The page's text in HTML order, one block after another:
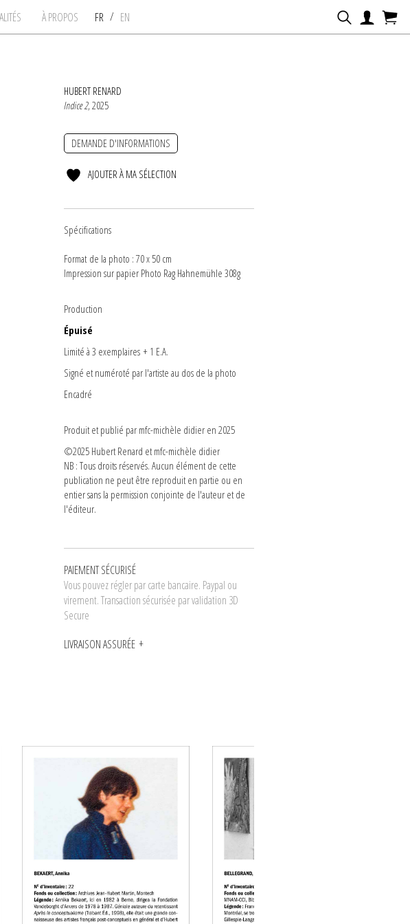
À PROPOS FR / EN
HUBERT RENARD
Indice 2, 2025
DEMANDE D'INFORMATIONS
AJOUTER À MA SÉLECTION
Spécifications
Format de la photo : 70 x 50 cm
Impression sur papier Photo Rag Hahnemühle 308g
Production
Épuisé
Limité à 3 exemplaires + 1 E.A.
Signé et numéroté par l'artiste au dos de la photo
Encadré
Produit et publié par mfc-michèle didier en 2025
©2025 Hubert Renard et mfc-michèle didier
NB : Tous droits réservés. Aucun élément de cette
publication ne peut être reproduit en partie ou en
entier sans la permission conjointe de l'auteur et de
l'éditeur.
PAIEMENT SÉCURISÉ
Vous pouvez régler par carte bancaire. Paypal ou
virement. Transaction sécurisée par validation 3D
Secure
LIVRAISON ASSURÉE